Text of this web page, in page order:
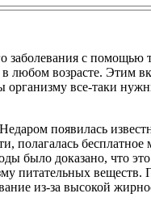
заболевания с помощью
в любом возрасте. Этим
организму все-таки
появилась
полагалась бесплатное
было доказано, что
питательных
из-за высокой